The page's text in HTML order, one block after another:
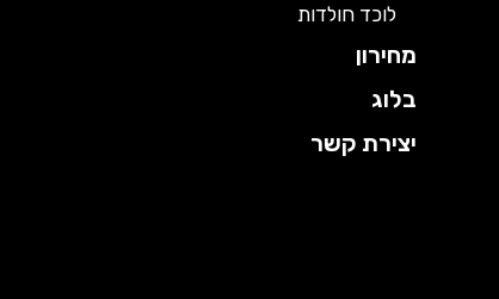
לוכד חולדות
מחירון
בלוג
יצירת קשר